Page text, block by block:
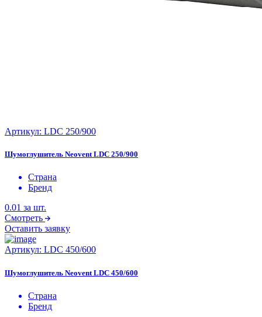
Артикул: LDC 250/900
Шумоглушитель Neovent LDC 250/900
Страна
Бренд
0.01 за шт.
Смотреть
Оставить заявку
Артикул: LDC 450/600
Шумоглушитель Neovent LDC 450/600
Страна
Бренд